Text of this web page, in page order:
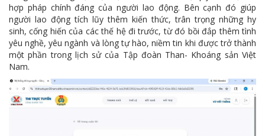
hợp pháp chính đáng của người lao động. Bên cạnh đó giúp
người lao động tích lũy thêm kiến thức, trân trọng những hy
sinh, cống hiến của các thế hệ đi trước, từ đó bồi đắp thêm tình
yêu nghề, yêu ngành và lòng tự hào, niềm tin khi được trở thành
một phần trong lịch sử của Tập đoàn Than- Khoáng sản Việt
Nam.